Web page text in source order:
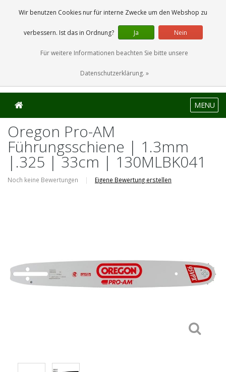
0 Artikel
MENU
Oregon Pro-AM
Führungsschiene | 1.3mm
|.325 | 33cm | 130MLBK041
Noch keine Bewertungen | Eigene Bewertung erstellen
Wir benutzen Cookies nur für interne Zwecke um den Webshop zu
verbessern. Ist das in Ordnung? Ja Nein
Für weitere Informationen beachten Sie bitte unsere
Datenschutzerklärung. »